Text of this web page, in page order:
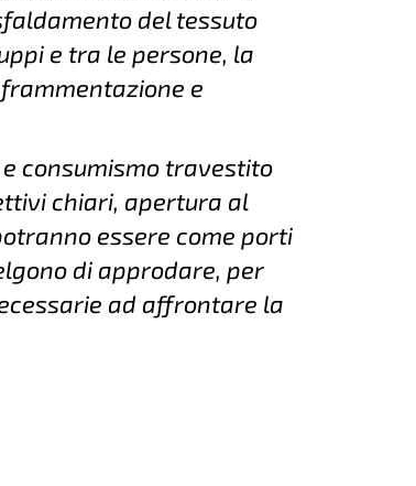
del tessuto
e tra le persone, la
e
consumismo travestito
chiari, apertura al
essere come porti
di approdare, per
ad affrontare la